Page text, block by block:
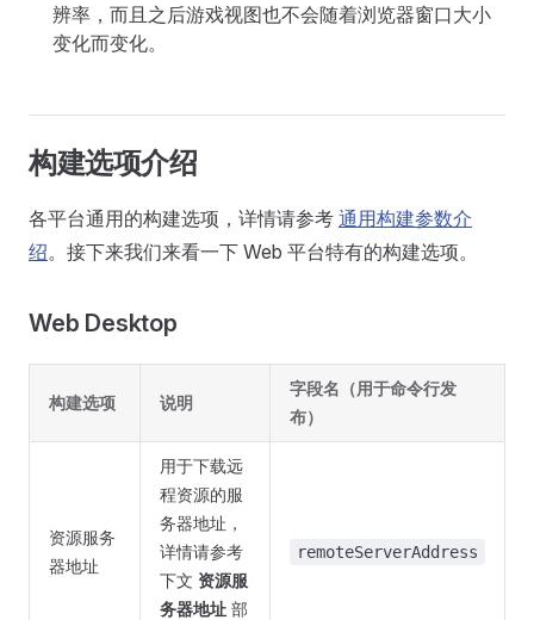
辨率，而且之后游戏视图也不会随着浏览器窗口大小
变化而变化。
构建选项介绍
各平台通用的构建选项，详情请参考 通用构建参数介
绍。接下来我们来看一下 Web 平台特有的构建选项。
Web Desktop
构建选项 说明
字段名（用于命令行发
布）
资源服务
器地址
用于下载远
程资源的服
务器地址，
详情请参考
下文 资源服
务器地址 部
remoteServerAddress